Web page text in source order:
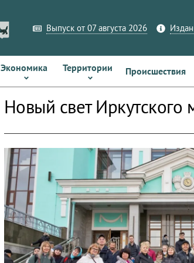
Выпуск от 07 августа 2026
Экономика Территории Происшествия
Новый свет Иркутского